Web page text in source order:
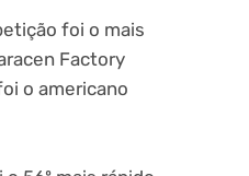
foi o mais
Factory
o americano